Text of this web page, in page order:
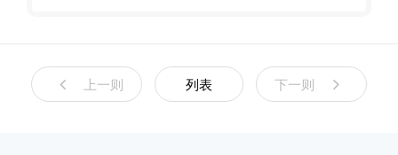
上一则 列表 下一则